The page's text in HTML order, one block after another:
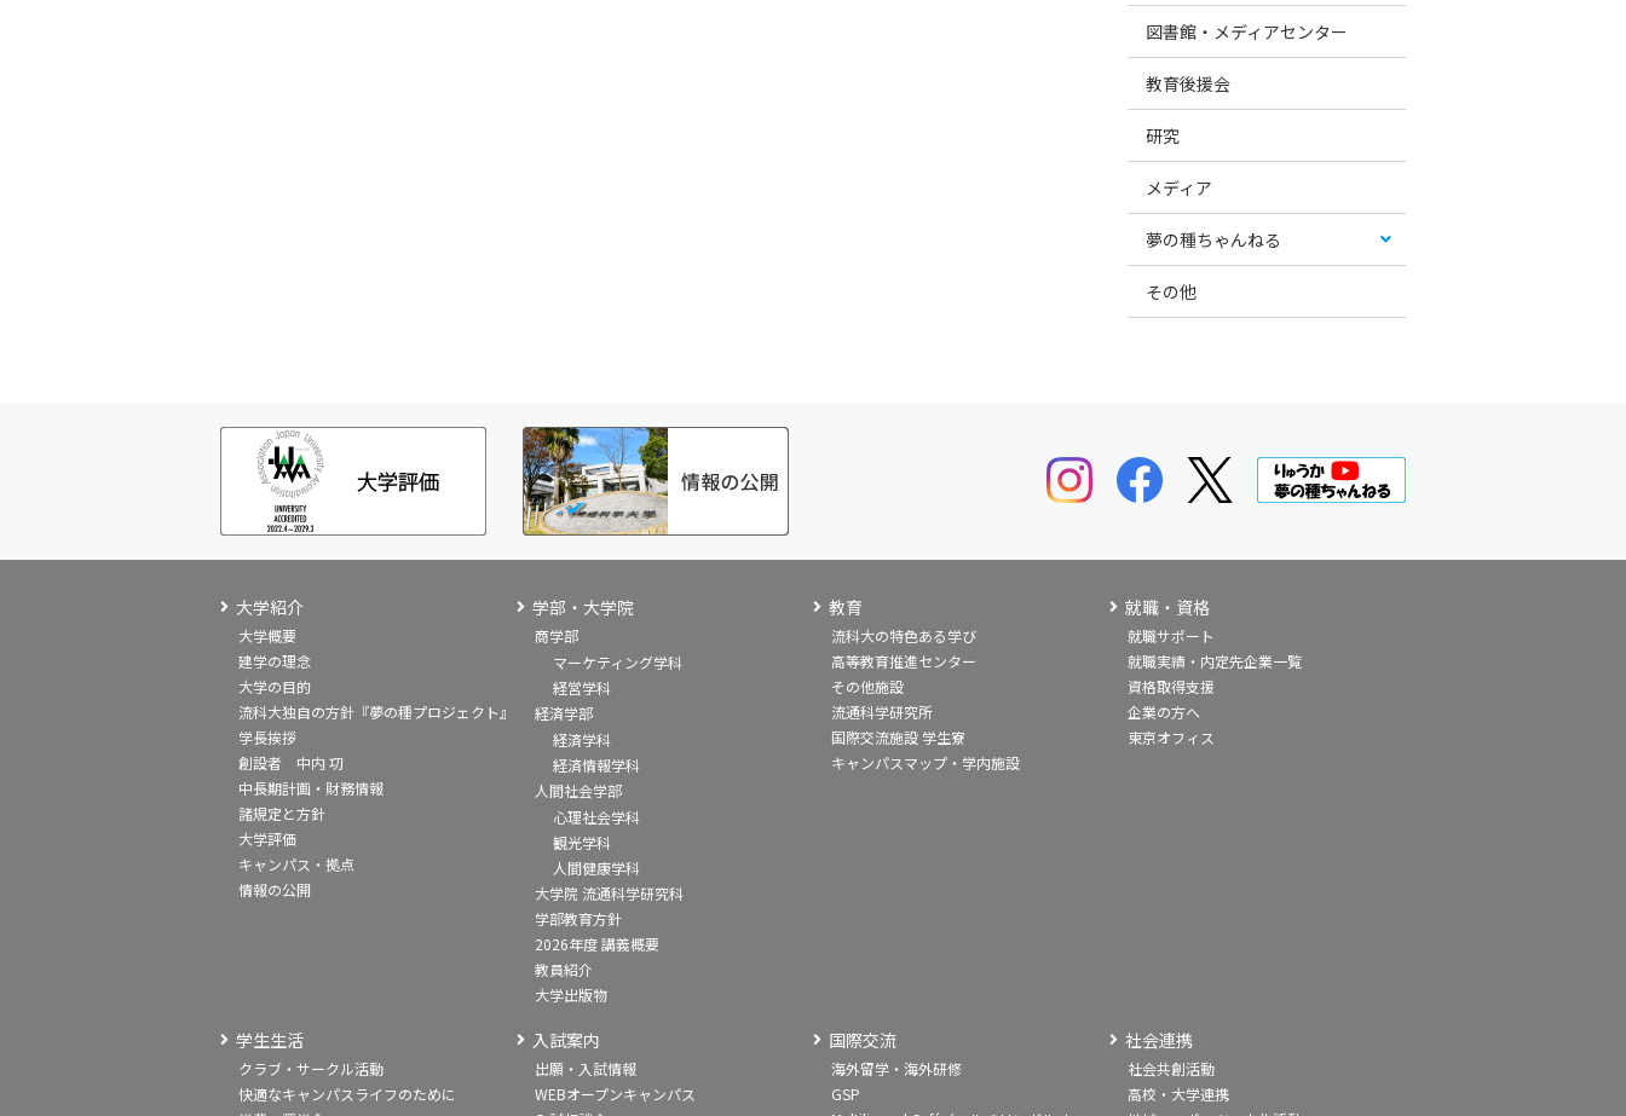
図書館・メディアセンター
教育後援会
研究
メディア
夢の種ちゃんねる
その他
大学紹介
大学概要
建学の理念
大学の目的
流科大独自の方針『夢の種プロジェクト』
学長挨拶
創設者 中内 㓛
中長期計画・財務情報
諸規定と方針
大学評価
キャンパス・拠点
情報の公開
学部・大学院
商学部
マーケティング学科
経営学科
経済学部
経済学科
経済情報学科
人間社会学部
心理社会学科
観光学科
人間健康学科
大学院 流通科学研究科
学部教育方針
2026年度 講義概要
教員紹介
大学出版物
教育
流科大の特色ある学び
高等教育推進センター
その他施設
流通科学研究所
国際交流施設 学生寮
キャンパスマップ・学内施設
就職・資格
就職サポート
就職実績・内定先企業一覧
資格取得支援
企業の方へ
東京オフィス
学生生活
クラブ・サークル活動
快適なキャンパスライフのために
入試案内
出願・入試情報
WEBオープンキャンパス
国際交流
海外留学・海外研修
GSP
社会連携
社会共創活動
高校・大学連携